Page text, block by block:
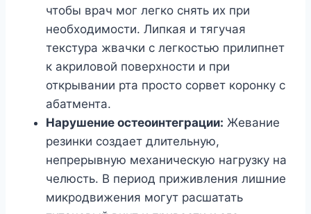
чтобы врач мог легко снять их при
необходимости. Липкая и тягучая
текстура жвачки с легкостью прилипнет
к акриловой поверхности и при
открывании рта просто сорвет коронку с
абатмента.
Нарушение остеоинтеграции: Жевание
резинки создает длительную,
непрерывную механическую нагрузку на
челюсть. В период приживления лишние
микродвижения могут расшатать